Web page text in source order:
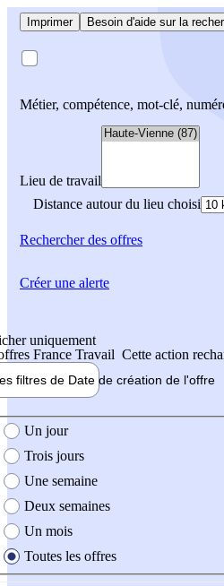
Imprimer Besoin d'aide sur la
Métier, compétence, mot-clé,
Lieu de travail
Distance autour du lieu choisi
Rechercherdes offres
uniquement
France Travail Cette action
filtres de Date de création de l'offre
création de l'offre
Un jour
Trois jours
Une semaine
Deux semaines
Un mois
Toutes les offres
Créer une alerte